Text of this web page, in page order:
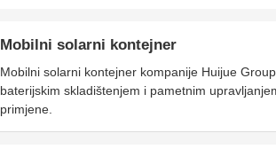
Mobilni solarni kontejner
Mobilni solarni kontejner kompanije Huijue
baterijskim skladištenjem i pametnim
primjene.